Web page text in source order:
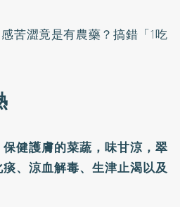
苦澀竟是有農藥？搞錯「1吃
健護膚的菜蔬，味甘涼，翠
、涼血解毒、生津止渴以及